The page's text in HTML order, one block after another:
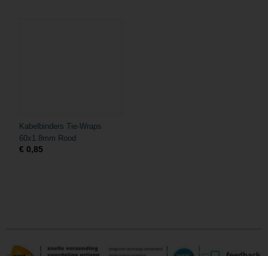
Kabelbinders Tie-Wraps
60x1.8mm Rood
€ 0,85